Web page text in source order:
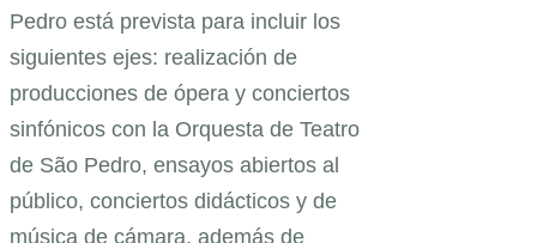
Pedro está prevista para incluir los
siguientes ejes: realización de
producciones de ópera y conciertos
sinfónicos con la Orquesta de Teatro
de São Pedro, ensayos abiertos al
público, conciertos didácticos y de
música de cámara, además de